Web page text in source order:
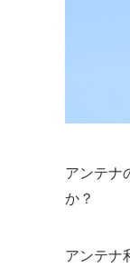
アンテナ
か？
アンテナ